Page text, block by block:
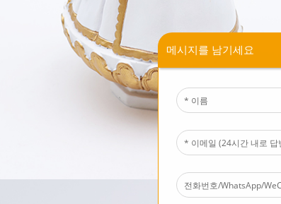
메시지를 남기세요